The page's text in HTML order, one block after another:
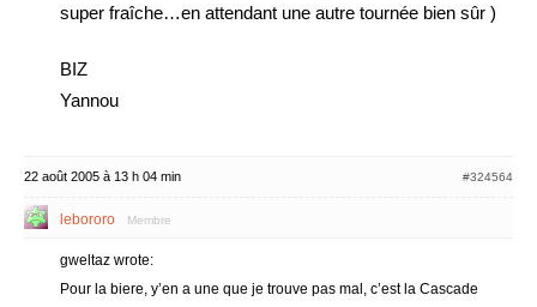
super fraîche…en attendant une autre tournée bien sûr )
BIZ
Yannou
22 août 2005 à 13 h 04 min #324564
lebororo Membre
gweltaz wrote:
Pour la biere, y’en a une que je trouve pas mal, c’est la Cascade